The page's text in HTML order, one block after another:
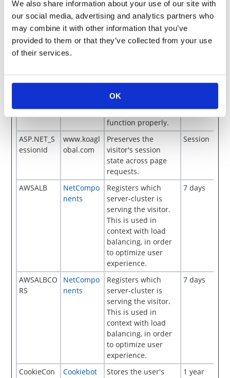
We also share information about your use of our site with
our social media, advertising and analytics partners who
may combine it with other information that you’ve
provided to them or that they’ve collected from your use
of their services.
OK
and bots. This is
beneficial for the
website, in order to
make valid reports
with the parts
search tool to help it
function properly.
ASP.NET_S
essionId
www.koagl
obal.com
Preserves the
visitor's session
state across page
requests.
Session
AWSALB
NetCompo
nents
Registers which
server-cluster is
serving the visitor.
This is used in
context with load
balancing, in order
to optimize user
experience.
7 days
AWSALBCO
RS
NetCompo
nents
Registers which
server-cluster is
serving the visitor.
This is used in
context with load
balancing, in order
to optimize user
experience.
7 days
CookieCon
Cookiebot
Stores the user's
1 year